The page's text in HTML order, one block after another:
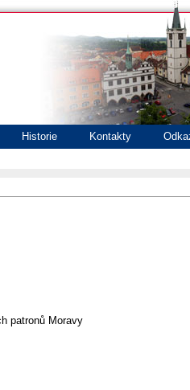
Historie Kontakty
patronů Moravy